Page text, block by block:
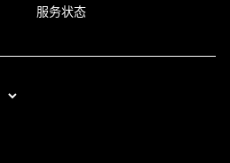
服务状态